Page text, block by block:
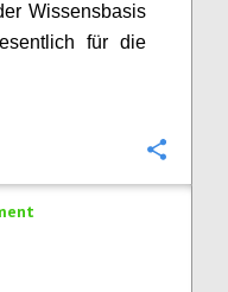
Wissensbasis
für die